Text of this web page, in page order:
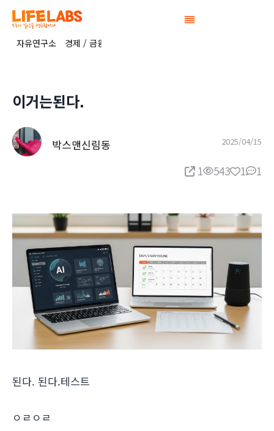
Skip
content
자유연구소 경제 / 금융 연구소
이거는된다.
박스맨신림동 2025/04/15
1 543 1 1
된다. 된다.테스트
ㅇㄹㅇㄹ